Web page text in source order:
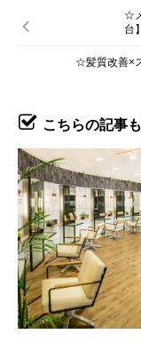
☆
台】
☆髪質改善×
こちらの記事